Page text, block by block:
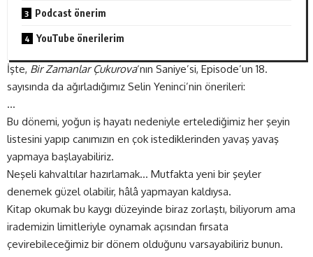
Podcast önerim
YouTube önerilerim
İşte, Bir Zamanlar Çukurova‘nın Saniye’si, Episode’un 18.
sayısında da ağırladığımız Selin Yeninci’nin önerileri:
…
Bu dönemi, yoğun iş hayatı nedeniyle ertelediğimiz her şeyin
listesini yapıp canımızın en çok istediklerinden yavaş yavaş
yapmaya başlayabiliriz.
Neşeli kahvaltılar hazırlamak… Mutfakta yeni bir şeyler
denemek güzel olabilir, hâlâ yapmayan kaldıysa.
Kitap okumak bu kaygı düzeyinde biraz zorlaştı, biliyorum ama
irademizin limitleriyle oynamak açısından fırsata
çevirebileceğimiz bir dönem olduğunu varsayabiliriz bunun.